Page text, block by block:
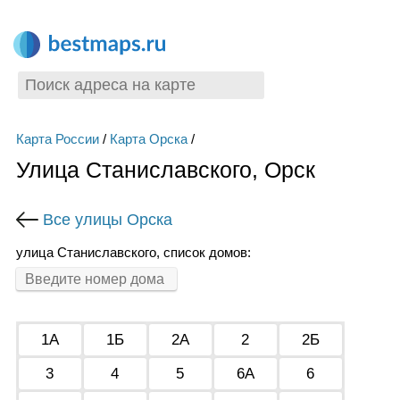
Карта России/ Карта Орска/
Улица Станиславского, Орск
Все улицы Орска
улица Станиславского, список домов:
1А 1Б 2А 2
2Б
3
4 5 6А
6